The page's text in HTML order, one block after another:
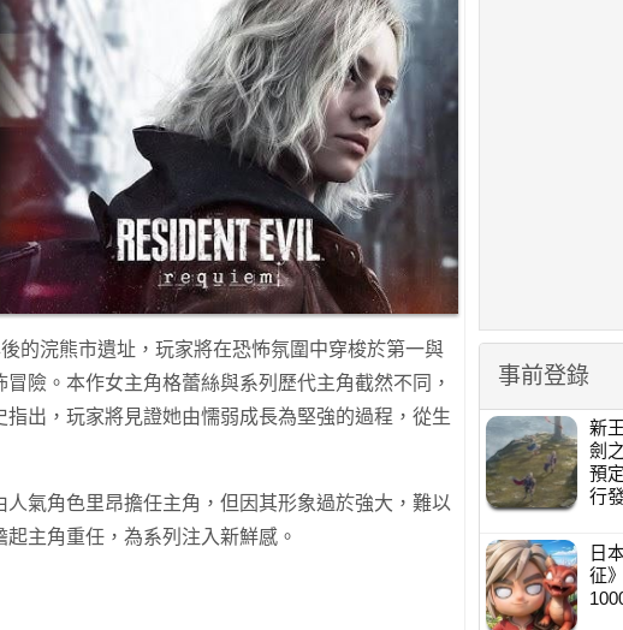
的浣熊市遺址，玩家將在恐怖氛圍中穿梭於第一與
險。本作女主角格蕾絲與系列歷代主角截然不同，
出，玩家將見證她由懦弱成長為堅強的過程，從生
氣角色里昂擔任主角，但因其形象過於強大，難以
主角重任，為系列注入新鮮感。
事前登錄
新
劍
預
行
日
征